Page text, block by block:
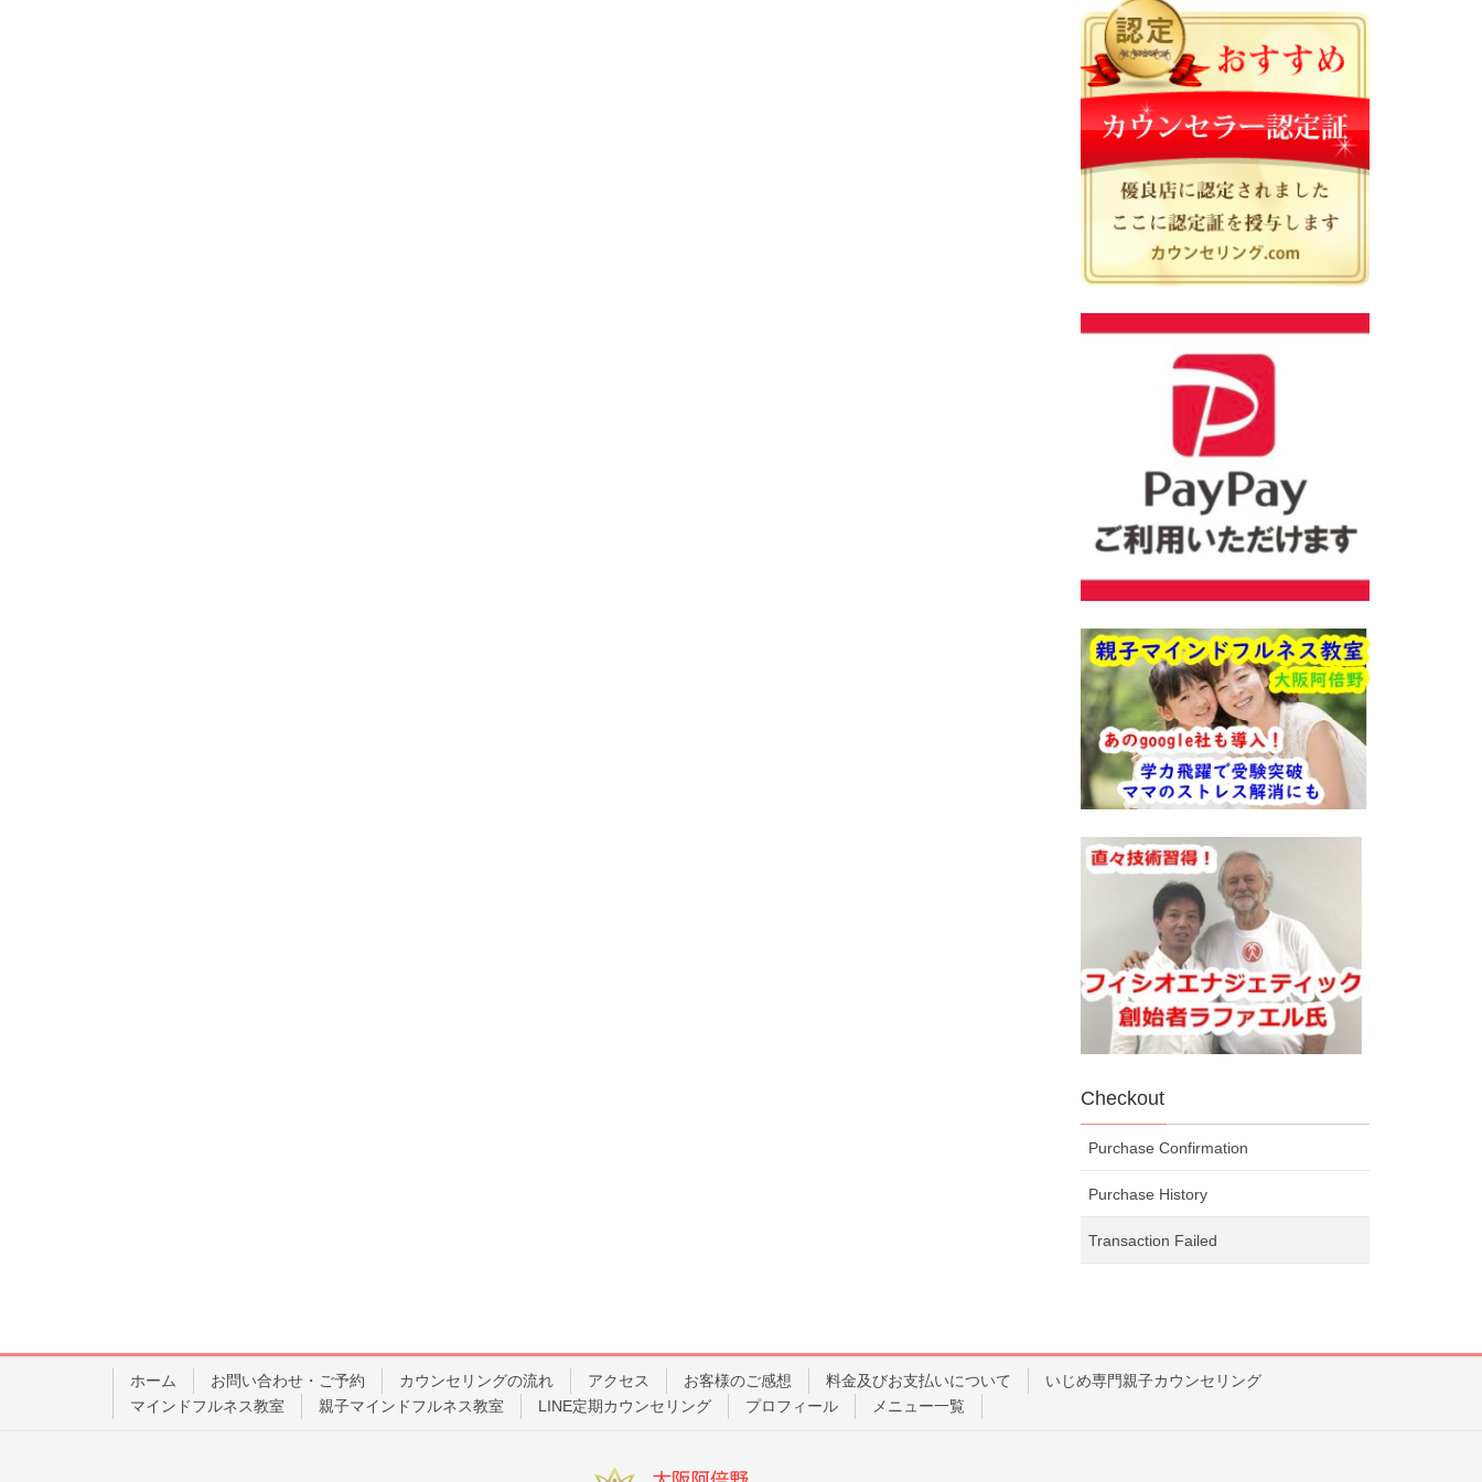
Checkout
Purchase Confirmation
Purchase History
Transaction Failed
ホーム お問い合わせ・ご予約 カウンセリングの流れ アクセス お客様のご感想 料金及びお支払いについて
いじめ専門親子カウンセリング
マインドフルネス教室
親子マインドフルネス教室 LINE定期カウンセリング プロフィール メニュー一覧